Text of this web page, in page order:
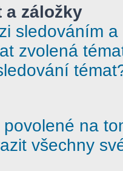
a záložky
sledováním a
zvolená
na
všechny